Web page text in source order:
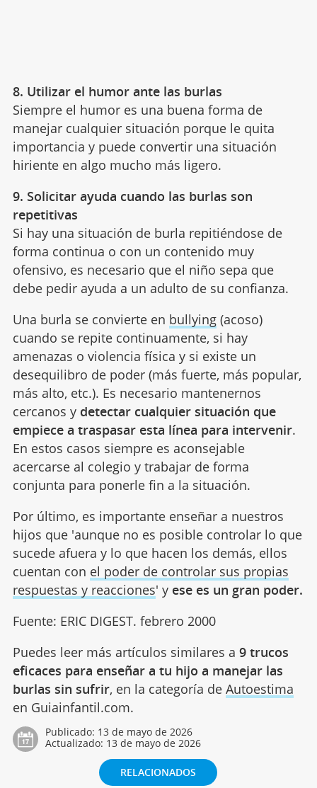
8. Utilizar el humor ante las burlas
Siempre el humor es una buena forma de
manejar cualquier situación porque le quita
importancia y puede convertir una situación
hiriente en algo mucho más ligero.
9. Solicitar ayuda cuando las burlas son
repetitivas
Si hay una situación de burla repitiéndose de
forma continua o con un contenido muy
ofensivo, es necesario que el niño sepa que
debe pedir ayuda a un adulto de su confianza.
Una burla se convierte en bullying(acoso)
cuando se repite continuamente, si hay
amenazas o violencia física y si existe un
desequilibro de poder (más fuerte, más popular,
más alto, etc.). Es necesario mantenernos
cercanos y detectar cualquier situación que
empiece a traspasar esta línea para intervenir.
En estos casos siempre es aconsejable
acercarse al colegio y trabajar de forma
conjunta para ponerle fin a la situación.
Por último, es importante enseñar a nuestros
hijos que 'aunque no es posible controlar lo que
sucede afuera y lo que hacen los demás, ellos
cuentan con el poder de controlar sus propias
respuestas y reacciones' y ese es un gran poder.
Fuente: ERIC DIGEST. febrero 2000
Puedes leer más artículos similares a 9 trucos
eficaces para enseñar a tu hijo a manejar las
burlas sin sufrir, en la categoría de Autoestima
en Guiainfantil.com.
Publicado: 13 de mayo de 2026
Actualizado: 13 de mayo de 2026
RELACIONADOS